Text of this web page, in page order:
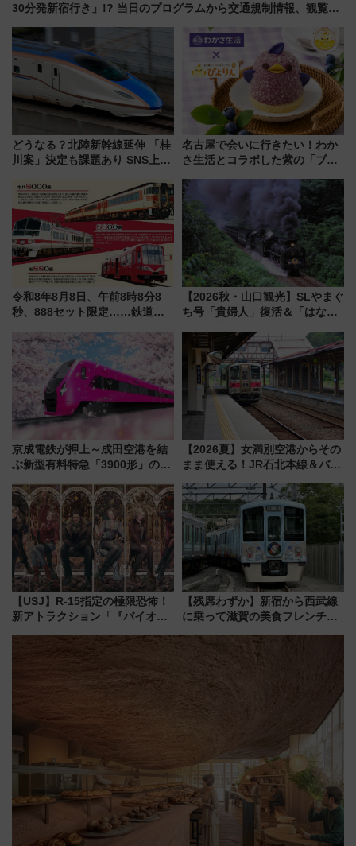
30分発新宿行き」!? 当日のプログラムから交通規制情報、観覧席
どうなる？北陸新幹線延伸 「桂
川案」決定も課題あり SNS上の
名古屋で会いに行きたい！わか
さ生活とコラボした紫の「ブル
売
令和8年8月8日、午前8時8分8
秒、888セット限定……鉄道各
たち
【2026秋・山口観光】SLやまぐ
ち号「貴婦人」復活＆「はなあ
注目観光列車まとめ きっぷの取
り方は？
京成電鉄が押上～成田空港を結
ぶ新型有料特急「3900形」のコ
募集も実施
【2026夏】女満別空港からその
まま使える！JR石北本線＆バス
ーパス」でおトクに道東観光
（8/3発売）
【USJ】R-15指定の極限恐怖！
新アトラクション「『バイオハ
【残席わずか】新宿から西武線
に乗って滋賀の美食フレンチを
「52席の至福」で味わう近江牛
や伝統文化の特別コラボ